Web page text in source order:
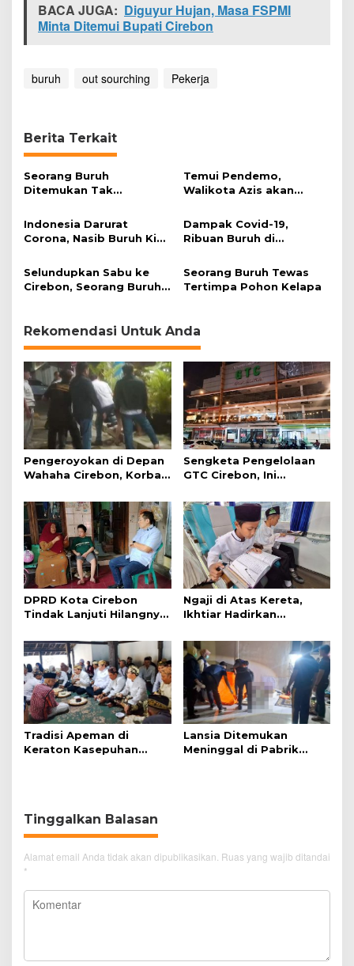
BACA JUGA: Diguyur Hujan, Masa FSPMI
Minta Ditemui Bupati Cirebon
buruh out sourching Pekerja
Berita Terkait
Seorang Buruh
Ditemukan Tak
Sungai Cimanuk
Temui Pendemo,
Walikota Azis akan
Buruh ke Pemprov dan
Pusat
Indonesia Darurat
Corona, Nasib Buruh Kian
Dampak Covid-19,
Ribuan Buruh di
PHK
Selundupkan Sabu ke
Cirebon, Seorang Buruh
Seorang Buruh Tewas
Tertimpa Pohon Kelapa
Rekomendasi Untuk Anda
Pengeroyokan di Depan
Wahaha Cirebon, Korban
Polisi
Sengketa Pengelolaan
GTC Cirebon, Ini
Simanjuntak
DPRD Kota Cirebon
Tindak Lanjuti Hilangnya
Disabilitas
Ngaji di Atas Kereta,
Ikhtiar Hadirkan
Nyaman
Tradisi Apeman di
Keraton Kasepuhan
Lansia Ditemukan
Meninggal di Pabrik
Tinggalkan Balasan
Alamat email Anda tidak akan dipublikasikan. Ruas yang wajib ditandai
*